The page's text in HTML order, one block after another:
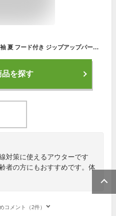
薄手 uvカットパーカー メンズ 長袖 夏 フード付き ジップアップパーカー 軽量 無地 アウター 紫外線対策 冷房対策 カーディガン メンズ 夏用 トップス 大きいサイズ M L XL 2XL 3XL 4XL 5XL 6XL 7XL
品を探す
対策に使えるアウターです
者の方にもおすすめです。体
コメント（2件）